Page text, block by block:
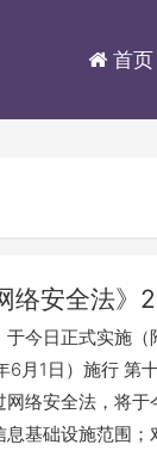
首页
络安全法
于今日正式实施
6月1日）施行 第
网络安全法，将
息基础设施范围